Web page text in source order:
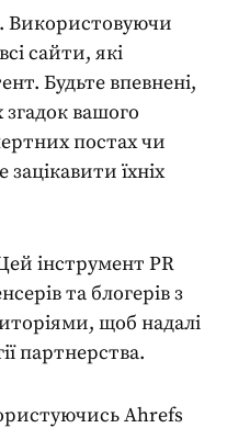
. Використовуючи
сайти, які
. Будьте впевнені,
вашого
постах чи
їхніх
інструмент PR
та блогерів з
щоб надалі
партнерства.
Ahrefs